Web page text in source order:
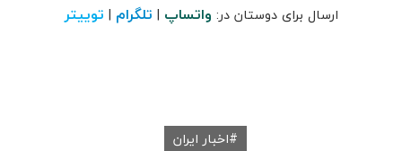
ارسال برای دوستان در: واتساپ | تلگرام | توییتر
اخبار ایران